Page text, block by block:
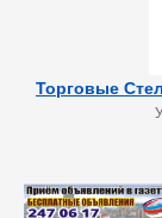
Торговые